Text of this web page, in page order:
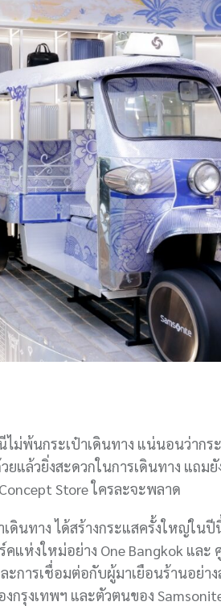
ไม่พ้นกระเป๋าเดินทาง แน่นอนว่าก
แล้วยิ่งสะดวกในการเดินทาง แถม
Store ใครละจะพลาด
นทาง ได้สร้างกระแสครั้งใหญ่ใน
แห่งใหม่อย่าง One Bangkok และ
ารเชื่อมต่อกับผู้มาเยือนร้านอย่าง
รุงเทพฯ และตัวตนของ